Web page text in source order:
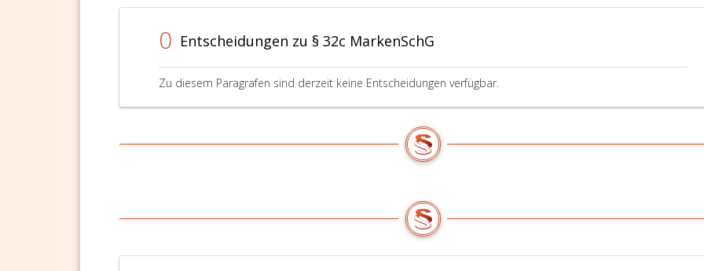
0 Entscheidungen zu § 32c MarkenSchG
Zu diesem Paragrafen sind derzeit keine Entscheidungen verfügbar.